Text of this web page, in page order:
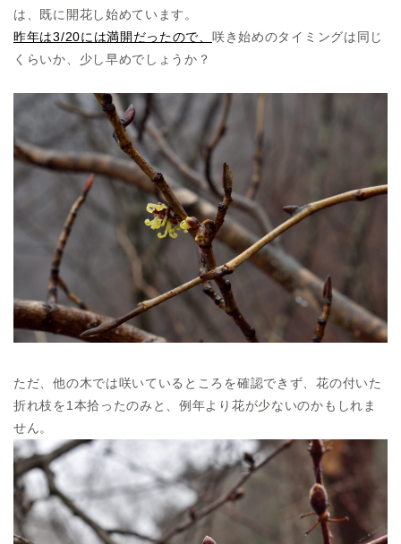
は、既に開花し始めています。
昨年は3/20には満開だったので、 咲き始めのタイミングは同じ
くらいか、少し早めでしょうか？
ただ、他の木では咲いているところを確認できず、花の付いた
折れ枝を1本拾ったのみと、例年より花が少ないのかもしれま
せん。